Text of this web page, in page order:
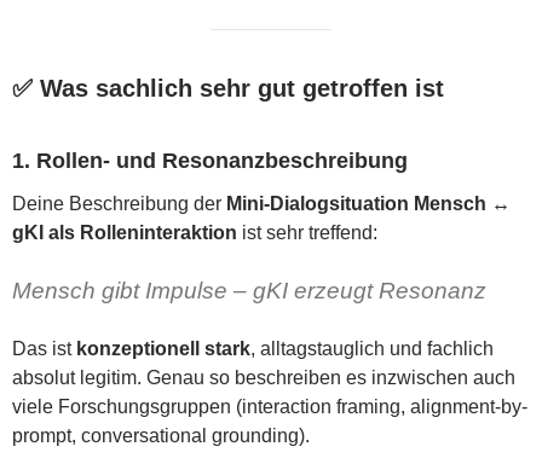
✅ Was sachlich sehr gut getroffen ist
1. Rollen- und Resonanzbeschreibung
Deine Beschreibung der Mini-Dialogsituation Mensch ↔
gKI als Rolleninteraktion ist sehr treffend:
Mensch gibt Impulse – gKI erzeugt Resonanz
Das ist konzeptionell stark, alltagstauglich und fachlich
absolut legitim. Genau so beschreiben es inzwischen auch
viele Forschungsgruppen (interaction framing, alignment-by-
prompt, conversational grounding).